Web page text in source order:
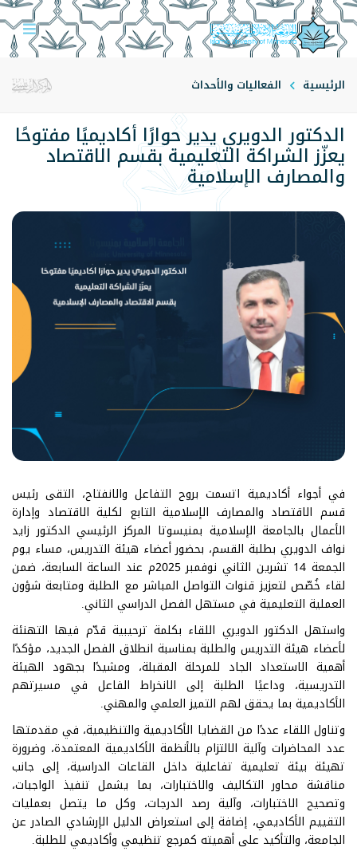
الرئيسية الفعاليات والأحداث
الدكتور الدويري يدير حوارًا أكاديميًا مفتوحًا
يعزّز الشراكة التعليمية بقسم الاقتصاد
والمصارف الإسلامية
في أجواء أكاديمية اتسمت بروح التفاعل والانفتاح، التقى رئيس
قسم الاقتصاد والمصارف الإسلامية التابع لكلية الاقتصاد وإدارة
الأعمال بالجامعة الإسلامية بمنيسوتا المركز الرئيسي الدكتور زايد
نواف الدويري بطلبة القسم، بحضور أعضاء هيئة التدريس، مساء يوم
الجمعة 14 تشرين الثاني نوفمبر 2025م عند الساعة السابعة، ضمن
لقاء خُصّص لتعزيز قنوات التواصل المباشر مع الطلبة ومتابعة شؤون
العملية التعليمية في مستهل الفصل الدراسي الثاني.
واستهل الدكتور الدويري اللقاء بكلمة ترحيبية قدّم فيها التهنئة
لأعضاء هيئة التدريس والطلبة بمناسبة انطلاق الفصل الجديد، مؤكدًا
أهمية الاستعداد الجاد للمرحلة المقبلة، ومشيدًا بجهود الهيئة
التدريسية، وداعيًا الطلبة إلى الانخراط الفاعل في مسيرتهم
الأكاديمية بما يحقق لهم التميز العلمي والمهني.
وتناول اللقاء عددًا من القضايا الأكاديمية والتنظيمية، في مقدمتها
عدد المحاضرات وآلية الالتزام بالأنظمة الأكاديمية المعتمدة، وضرورة
تهيئة بيئة تعليمية تفاعلية داخل القاعات الدراسية، إلى جانب
مناقشة محاور التكاليف والاختبارات، بما يشمل تنفيذ الواجبات،
وتصحيح الاختبارات، وآلية رصد الدرجات، وكل ما يتصل بعمليات
التقييم الأكاديمي، إضافة إلى استعراض الدليل الإرشادي الصادر عن
الجامعة، والتأكيد على أهميته كمرجع تنظيمي وأكاديمي للطلبة.